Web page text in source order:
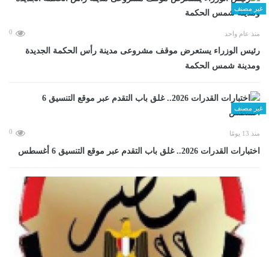
غير مصنف
منذ عام واحد 0
رئيس الوزراء يستعرض موقف مشروعى مدينة رأس الحكمة الجديدة
ومدينة شمس الحكمة
غير مصنف
منذ 13 يومًا 0
اختبارات القدرات 2026.. غلق باب التقدم عبر موقع التنسيق 6 أغسطس